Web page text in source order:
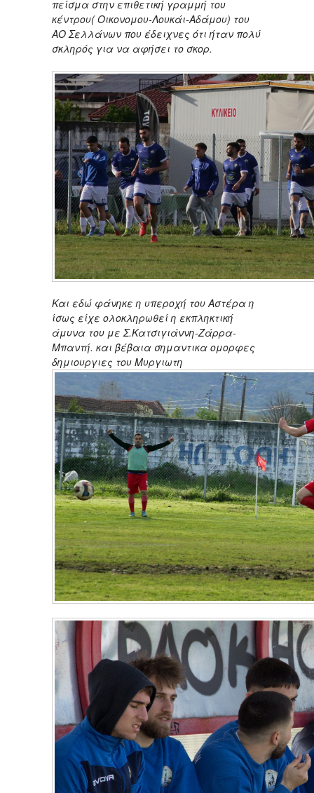
πείσμα στην επιθετική γραμμή του
κέντρου( Οικονομου-Λουκάι-Αδάμου) του
ΑΟ Σελλάνων που έδειχνες ότι ήταν πολύ
σκληρός για να αφήσει το σκορ.
Και εδώ φάνηκε η υπεροχή του Αστέρα η
ίσως είχε ολοκληρωθεί η εκπληκτική
άμυνα του με Σ.Κατσιγιάννη-Ζάρρα-
Μπαντή. και βέβαια σημαντικα ομορφες
δημιουργιες του Μυργιωτη